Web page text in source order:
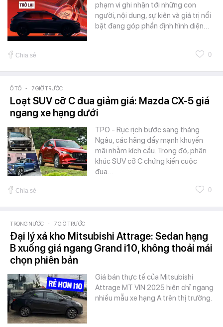
phạm vi ghi nhận tới những con
người, nội dung, sự kiện và giá trị nổi
bật đang góp phần định hình diện…
Chia sẻ 0
Ô TÔ - 7 GIỜ TRƯỚC
Loạt SUV cỡ C đua giảm giá: Mazda CX-5 giá
ngang xe hạng dưới
TPO - Rục rịch bước sang tháng
Ngâu, các hãng đẩy mạnh khuyến
mãi nhằm kích cầu. Trong đó, phân
khúc SUV cỡ C chứng kiến cuộc
đua…
Chia sẻ 0
TRONG NƯỚC - 7 GIỜ TRƯỚC
Đại lý xả kho Mitsubishi Attrage: Sedan hạng
B xuống giá ngang Grand i10, không thoải mái
chọn phiên bản
Giá bán thực tế của Mitsubishi
Attrage MT VIN 2025 hiện chỉ ngang
nhiều mẫu xe hạng A trên thị trường.